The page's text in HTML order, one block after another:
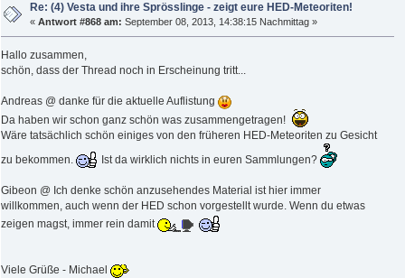
Re: (4) Vesta und ihre Sprösslinge - zeigt eure HED-Meteoriten!
«Antwort #868 am: September 08, 2013, 14:38:15 Nachmittag »
Hallo zusammen,
schön, dass der Thread noch in Erscheinung tritt...
Andreas @ danke für die aktuelle Auflistung
Da haben wir schon ganz schön was zusammengetragen!
Wäre tatsächlich schön einiges von den früheren HED-Meteoriten zu Gesicht
zu bekommen.
Ist da wirklich nichts in euren Sammlungen?
Gibeon @ Ich denke schön anzusehendes Material ist hier immer
willkommen, auch wenn der HED schon vorgestellt wurde. Wenn du etwas
zeigen magst, immer rein damit
Viele Grüße - Michael